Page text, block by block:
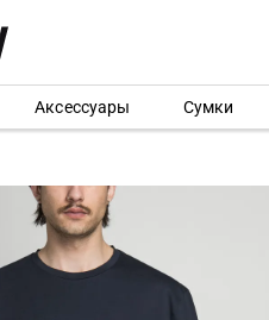
Аксессуары Сумки